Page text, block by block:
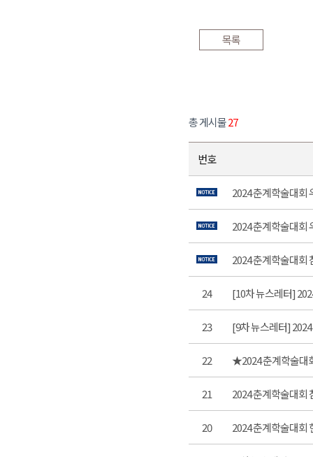
목록
총 게시물27
번호
2024 춘계학술대회
2024 춘계학술대회
2024 춘계학술대
24 [10차 뉴스레터]
23 [9차 뉴스레터]
22 ★2024 춘계학술대
21 2024 춘계학술대회
20 2024 춘계학술대회